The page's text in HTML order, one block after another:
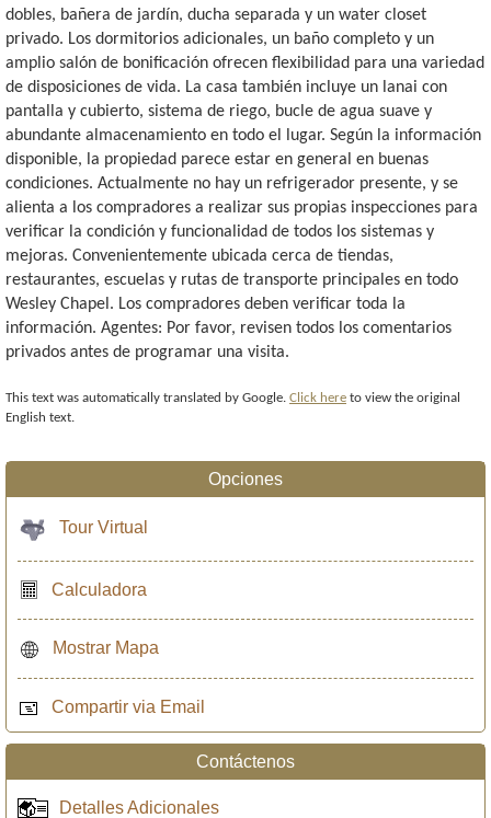
dobles, bañera de jardín, ducha separada y un water closet
privado. Los dormitorios adicionales, un baño completo y un
amplio salón de bonificación ofrecen flexibilidad para una variedad
de disposiciones de vida. La casa también incluye un lanai con
pantalla y cubierto, sistema de riego, bucle de agua suave y
abundante almacenamiento en todo el lugar. Según la información
disponible, la propiedad parece estar en general en buenas
condiciones. Actualmente no hay un refrigerador presente, y se
alienta a los compradores a realizar sus propias inspecciones para
verificar la condición y funcionalidad de todos los sistemas y
mejoras. Convenientemente ubicada cerca de tiendas,
restaurantes, escuelas y rutas de transporte principales en todo
Wesley Chapel. Los compradores deben verificar toda la
información. Agentes: Por favor, revisen todos los comentarios
privados antes de programar una visita.
This text was automatically translated by Google. Click here to view the original
English text.
Opciones
Tour Virtual
Calculadora
Mostrar Mapa
Compartir via Email
Contáctenos
Detalles Adicionales